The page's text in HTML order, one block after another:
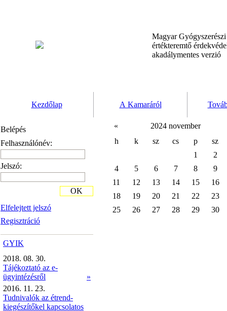
Magyar
értékteremtő
akadálymentes verzió
Kezdőlap A Kamaráról
Belépés
Felhasználónév:
Jelszó:
Elfelejtett jelszó
Regisztráció
OK
GYIK
2018. 08. 30.
Tájékoztató az e-
ügyintézésről
»
2016. 11. 23.
Tudnivalók az étrend-
kiegészítőkel kapcsolatos
«
2024 november
h
k sz cs p
sz
1
2
4
5 6 7 8
9
11
12 13 14 15
16
18
19 20 21 22
23
25
26 27 28 29 30